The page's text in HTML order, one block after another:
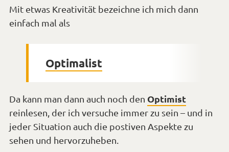
Mit etwas Kreativität bezeichne ich mich dann
einfach mal als
Optimalist
Da kann man dann auch noch den Optimist
reinlesen, der ich versuche immer zu sein – und in
jeder Situation auch die postiven Aspekte zu
sehen und hervorzuheben.